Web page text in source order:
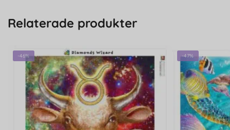
Relaterade produkter
-46% -47%